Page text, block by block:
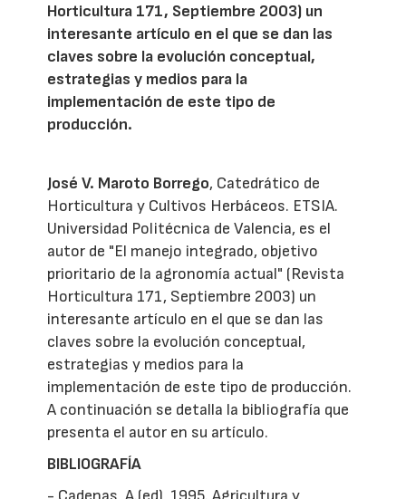
Horticultura 171, Septiembre 2003) un
interesante artículo en el que se dan las
claves sobre la evolución conceptual,
estrategias y medios para la
implementación de este tipo de
producción.
José V. Maroto Borrego, Catedrático de
Horticultura y Cultivos Herbáceos. ETSIA.
Universidad Politécnica de Valencia, es el
autor de "El manejo integrado, objetivo
prioritario de la agronomía actual" (Revista
Horticultura 171, Septiembre 2003) un
interesante artículo en el que se dan las
claves sobre la evolución conceptual,
estrategias y medios para la
implementación de este tipo de producción.
A continuación se detalla la bibliografía que
presenta el autor en su artículo.
BIBLIOGRAFÍA